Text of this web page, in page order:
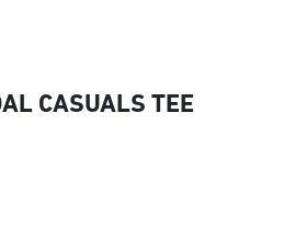
CASUALS TEE